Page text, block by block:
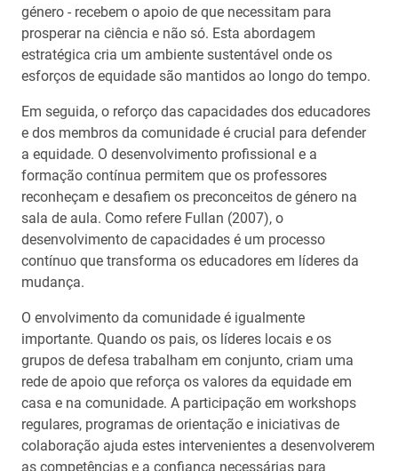
género - recebem o apoio de que necessitam para
prosperar na ciência e não só. Esta abordagem
estratégica cria um ambiente sustentável onde os
esforços de equidade são mantidos ao longo do tempo.
Em seguida, o reforço das capacidades dos educadores
e dos membros da comunidade é crucial para defender
a equidade. O desenvolvimento profissional e a
formação contínua permitem que os professores
reconheçam e desafiem os preconceitos de género na
sala de aula. Como refere Fullan (2007), o
desenvolvimento de capacidades é um processo
contínuo que transforma os educadores em líderes da
mudança.
O envolvimento da comunidade é igualmente
importante. Quando os pais, os líderes locais e os
grupos de defesa trabalham em conjunto, criam uma
rede de apoio que reforça os valores da equidade em
casa e na comunidade. A participação em workshops
regulares, programas de orientação e iniciativas de
colaboração ajuda estes intervenientes a desenvolverem
as competências e a confiança necessárias para